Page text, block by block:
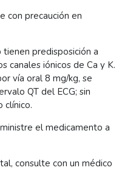
con precaución en
predisposición a
canales iónicos de Ca y K.
vía oral 8 mg/kg, se
QT del ECG; sin
clínico.
el medicamento a
consulte con un médico